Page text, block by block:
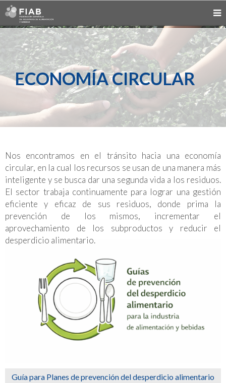
ECONOMÍA CIRCULAR
Nos encontramos en el tránsito hacia una economía
circular, en la cual los recursos se usan de una manera más
inteligente y se busca dar una segunda vida a los residuos.
El sector trabaja continuamente para lograr una gestión
eficiente y eficaz de sus residuos, donde prima la
prevención de los mismos, incrementar el
aprovechamiento de los subproductos y reducir el
desperdicio alimentario.
Guía para Planes de prevención del desperdicio alimentario